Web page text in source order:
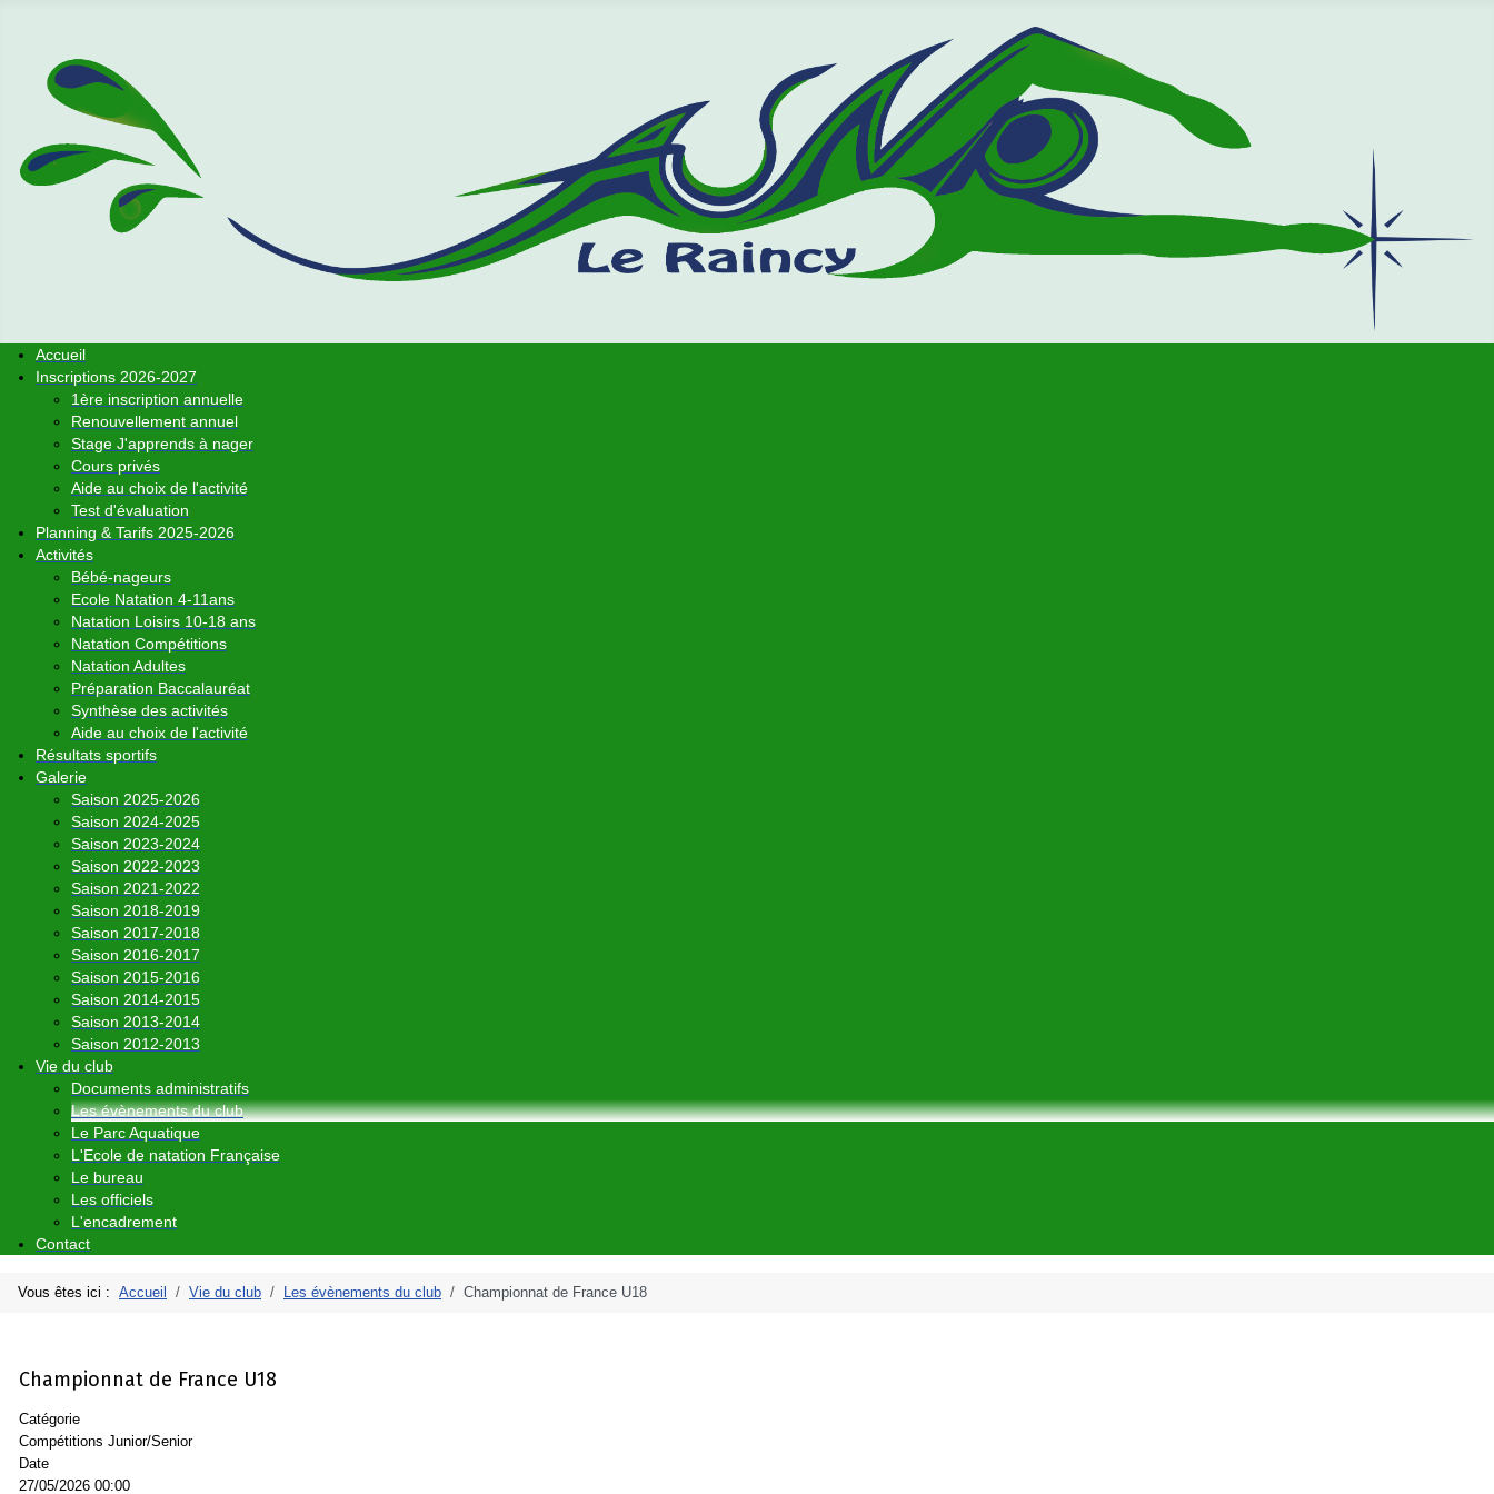
Accueil
Inscriptions 2026-2027
1ère inscription annuelle
Renouvellement annuel
Stage J'apprends à nager
Cours privés
Aide au choix de l'activité
Test d'évaluation
Planning & Tarifs 2025-2026
Activités
Bébé-nageurs
Ecole Natation 4-11ans
Natation Loisirs 10-18 ans
Natation Compétitions
Natation Adultes
Préparation Baccalauréat
Synthèse des activités
Aide au choix de l'activité
Résultats sportifs
Galerie
Saison 2025-2026
Saison 2024-2025
Saison 2023-2024
Saison 2022-2023
Saison 2021-2022
Saison 2018-2019
Saison 2017-2018
Saison 2016-2017
Saison 2015-2016
Saison 2014-2015
Saison 2013-2014
Saison 2012-2013
Vie du club
Documents administratifs
Les évènements du club
Le Parc Aquatique
L'Ecole de natation Française
Le bureau
Les officiels
L'encadrement
Contact
Vous êtes ici : Accueil Vie du club Les évènements du club Championnat de France U18
Championnat de France U18
Catégorie
Compétitions Junior/Senior
Date
27/05/2026 00:00